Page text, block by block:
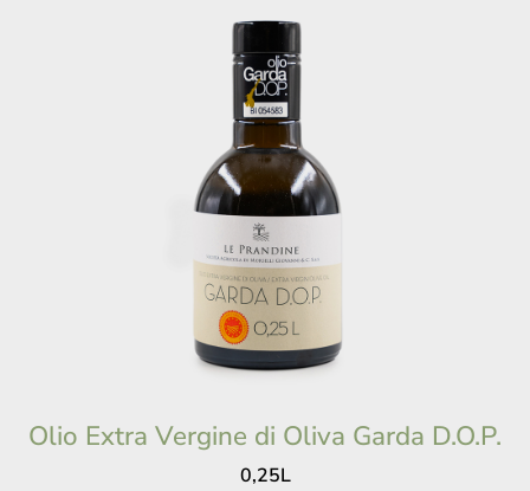
Olio Extra Vergine di Oliva Garda D.O.P.
0,25L